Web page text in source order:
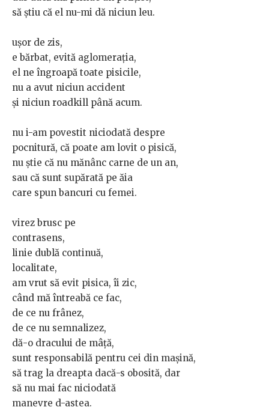
să știu că el nu-mi dă niciun leu.
ușor de zis,
e bărbat, evită aglomerația,
el ne îngroapă toate pisicile,
nu a avut niciun accident
și niciun roadkill până acum.
nu i-am povestit niciodată despre
pocnitură, că poate am lovit o pisică,
nu știe că nu mănânc carne de un an,
sau că sunt supărată pe ăia
care spun bancuri cu femei.
virez brusc pe
contrasens,
linie dublă continuă,
localitate,
am vrut să evit pisica, îi zic,
când mă întreabă ce fac,
de ce nu frânez,
de ce nu semnalizez,
dă-o dracului de mâță,
sunt responsabilă pentru cei din mașină,
să trag la dreapta dacă-s obosită, dar
să nu mai fac niciodată
manevre d-astea.